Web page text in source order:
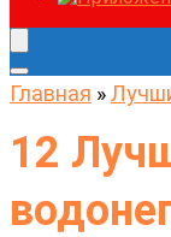
Главная »
12